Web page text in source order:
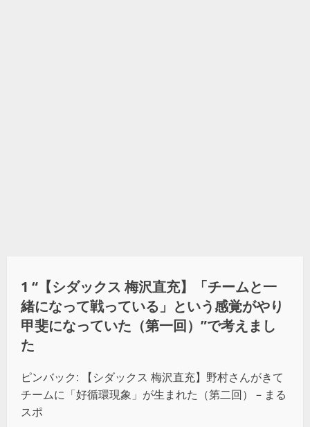
1 “ 【シダックス 梅沢直充】「チームと一
緒になって戦っている」という感覚がやり
甲斐になっていた（第一回） ”で考えまし
た
ピンバック:
【シダックス 梅沢直充】野村さんがきて
チームに「好循環現象」が生まれた（第二回） – まる
スポ